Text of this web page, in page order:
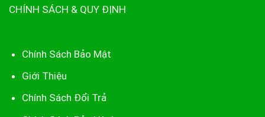
CHÍNH SÁCH & QUY ĐỊNH
Chính Sách Bảo Mật
Giới Thiệu
Chính Sách Đổi Trả